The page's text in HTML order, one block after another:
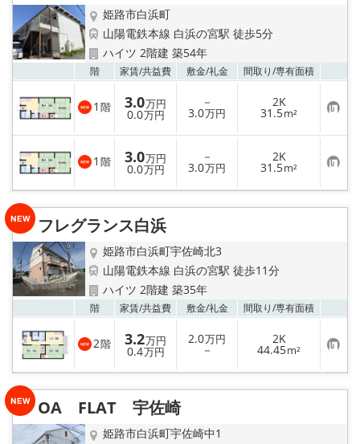
姫路市白浜町
山陽電鉄本線 白浜の宮駅 徒歩5分
ハイツ 2階建 築54年
階 家賃/共益費 敷金/礼金 間取り/専有面積
1 階 3.0万円
0.0万円
－
3.0万円
2K
31.5m² お
気
に
入
り
登
録
1 階 3.0万円
0.0万円
－
3.0万円
2K
31.5m² お
気
に
り
フレグランス白浜
姫路市白浜町宇佐崎北3
山陽電鉄本線 白浜の宮駅 徒歩11分
ハイツ 2階建 築35年
階 家賃/共益費 敷金/礼金 間取り/専有面積
2階 3.2万円
0.4万円
2.0万円
－
2K
44.45m² お
気
に
り
OA FLAT 宇佐崎
姫路市白浜町宇佐崎中1